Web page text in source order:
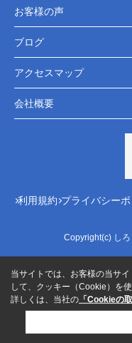
お客様の声
ブログ
アクセスマップ
会社概要
利用規約 プライバシー
Copyright(c) し
当サイトでは、お客様の当サ
して、クッキー（Cookie）を使
詳しくは、当社の 「Cookieの